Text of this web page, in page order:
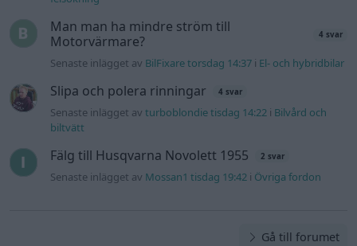
Man man ha mindre ström till
Motorvärmare?
4 svar
Senaste inlägget av BilFixare torsdag 14:37 i El- och hybridbilar
Slipa och polera rinningar 4 svar
Senaste inlägget avturboblondie tisdag 14:22 i Bilvård och
biltvätt
Fälg till Husqvarna Novolett 1955 2 svar
Senaste inlägget av Mossan1 tisdag 19:42 i Övriga fordon
Gå till forumet